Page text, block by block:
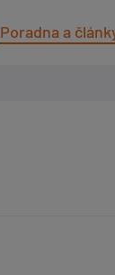
Poradna a